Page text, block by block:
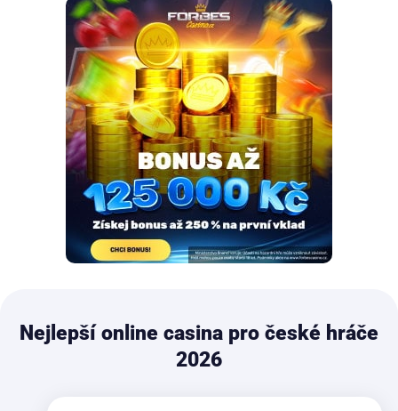
Nejlepší online casina pro české hráče
2026